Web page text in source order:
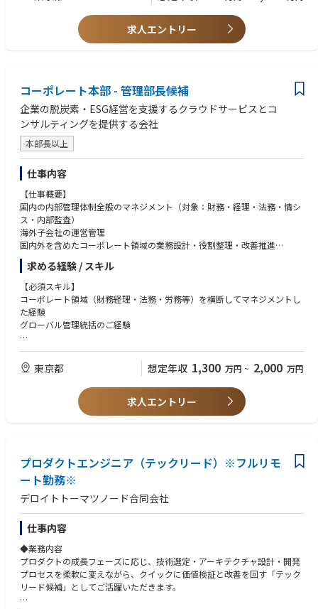
・開発チーム横断での課題管理・推進
・開発プロセスおよび開発体制の継続的な改善
・品質・生産性向上に向けた施策の企画・推進
・開発チーム、関係部門およびパートナーとの調整・課題解決
・プロジェクト状況の可視化およびレポーティング
■仕事の魅力
・AI-RAN／Open RANの商用化を支える開発推進の中核として活躍できま
す。
・最先端のRANソフトウエア開発を技術・プロジェクトマネジメントの両
面から推進できます。
・開発プロセスや開発体制の継続的な改善を通じて、開発組織全体へ大き
なインパクトを与えることができます。
・次世代モバイルネットワークの実現に貢献できます。
■応募資格(歓迎)
・C／C++などを用いた組込み／通信ソフトウエア開発経験
・Open RAN、vRAN、AI-RANなど次世代RANアーキテクチャに関する知
・英語による社内外とのコミュニケーション能力
・英語ドキュメントの読解
求人エントリー
コーポレート本部 - 管理部長候補
企業の脱炭素・ESG経営を支援するクラウドサービスとコ
ンサルティングを提供する会社
本部長以上
仕事内容
【仕事概要】
国内の内部管理体制全般のマネジメント（対象：財務・経理・法務・情シ
ス・内部監査）
海外子会社の運営管理
国内外を含めたコーポレート領域の業務設計・役割整理・改善推進
海外子会社を含むグループ全体の管理プロセス整備（決算、規程、権限設
計、モニタリング等）
M&A実施後のグループ会社に対する経営管理体制構築・運営支援
コーポレート各機能（財務経理・法務・労務・情シス等）の連携強化およ
び横断マネジメント
執行役員／現場責任者と連携した、実行可能性の高い管理体制の構築
資金調達・投資家対応（IR業務)
ら組織を作り上げるプレイングマネージャー型の役割を想定しています。
※適性に応じて国内CFO業務の一部移管も視野に入れています。
求める経験 / スキル
【必須スキル】
コーポレート領域（財務経理・法務・労務等）を横断してマネジメントし
た経験
グローバル管理統括のご経験
【歓迎スキル】
監査法人でのご経験、上場会社でのCFO経験
東京都 想定年収 1,300 万円 ~ 2,000 万円
求人エントリー
プロダクトエンジニア（テックリード）※フルリモ
ート勤務※
デロイトトーマツノード合同会社
仕事内容
◆業務内容
プロダクトの成長フェーズに応じ、技術選定・アーキテクチャ設計・開発
プロセスを柔軟に変えながら、クイックに価値検証と改善を回す「テック
リード候補」としてご活躍いただきます。